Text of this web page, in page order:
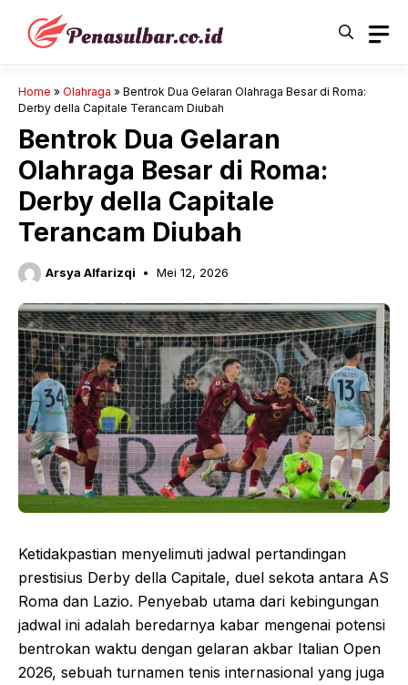
Langsung
Home » Olahraga » Bentrok Dua Gelaran Olahraga Besar di Roma:
Derby della Capitale Terancam Diubah
Bentrok Dua Gelaran
Olahraga Besar di Roma:
Derby della Capitale
Terancam Diubah
Arsya Alfarizqi Mei 12, 2026
Ketidakpastian menyelimuti jadwal pertandingan
prestisius Derby della Capitale, duel sekota antara AS
Roma dan Lazio. Penyebab utama dari kebingungan
jadwal ini adalah beredarnya kabar mengenai potensi
bentrokan waktu dengan gelaran akbar Italian Open
2026, sebuah turnamen tenis internasional yang juga